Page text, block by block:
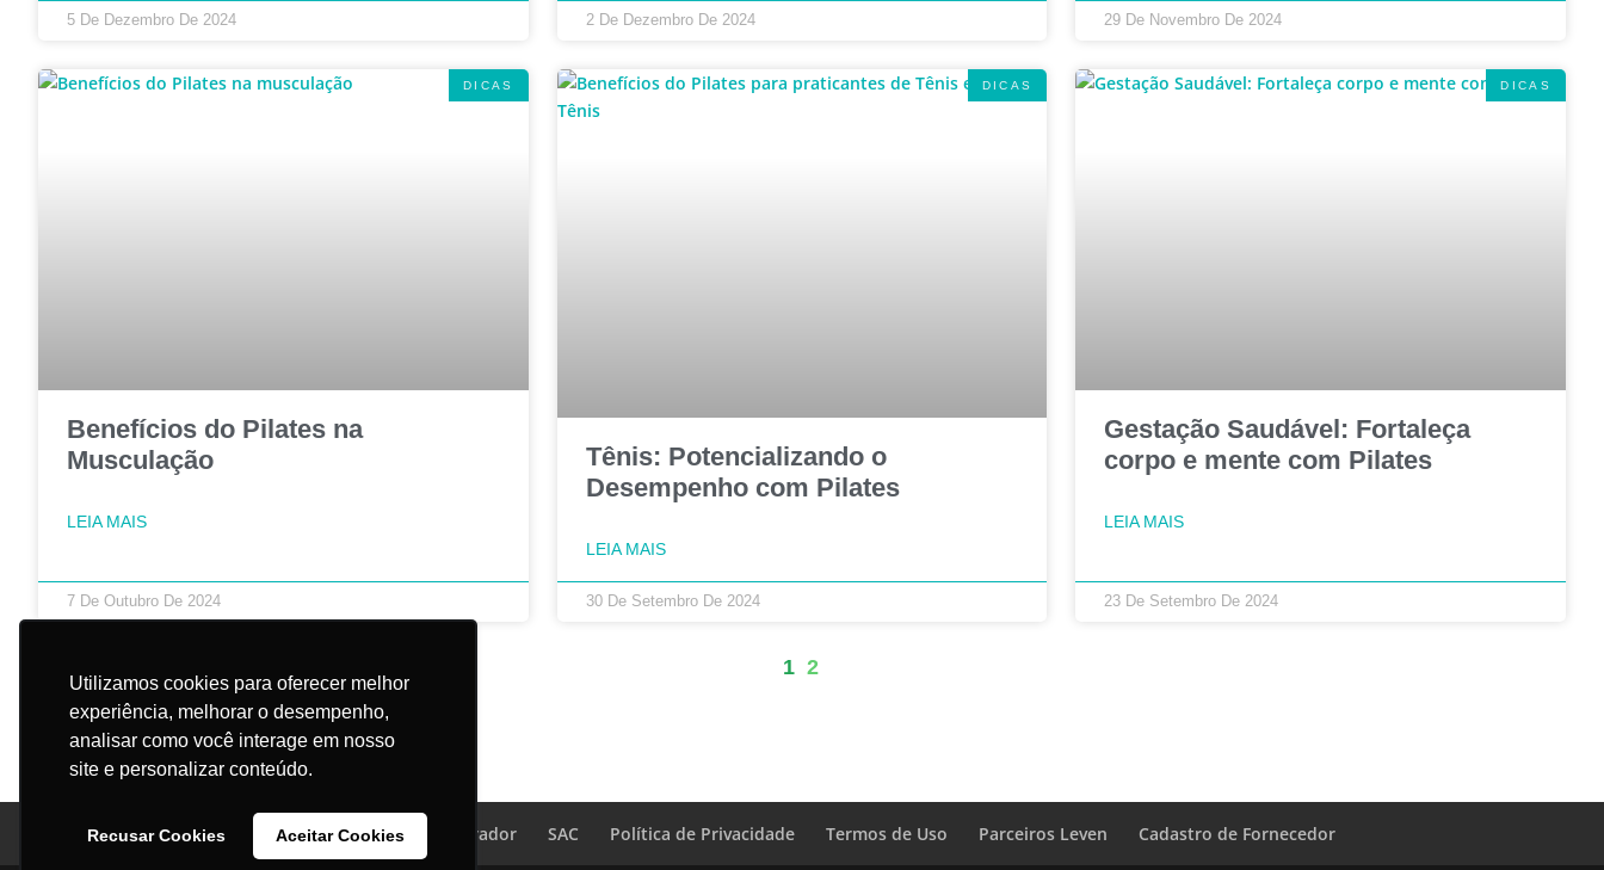
Utilizamos cookies para oferecer melhor
experiência, melhorar o desempenho,
analisar como você interage em nosso
site e personalizar conteúdo.
Recusar Cookies Aceitar Cookies
5 De Dezembro De 2024 2 De Dezembro De 2024 29 De Novembro De 2024
DICAS
Benefícios do Pilates na
Musculação
LEIA MAIS
7 De Outubro De 2024
DICAS
Tênis: Potencializando o
Desempenho com Pilates
LEIA MAIS
30 De Setembro De 2024
DICAS
Gestação Saudável: Fortaleça
corpo e mente com Pilates
LEIA MAIS
23 De Setembro De 2024
1 2
Trabalhe Conosco Canal do Colaborador SAC Política de Privacidade Termos de Uso Parceiros Leven Cadastro de Fornecedor